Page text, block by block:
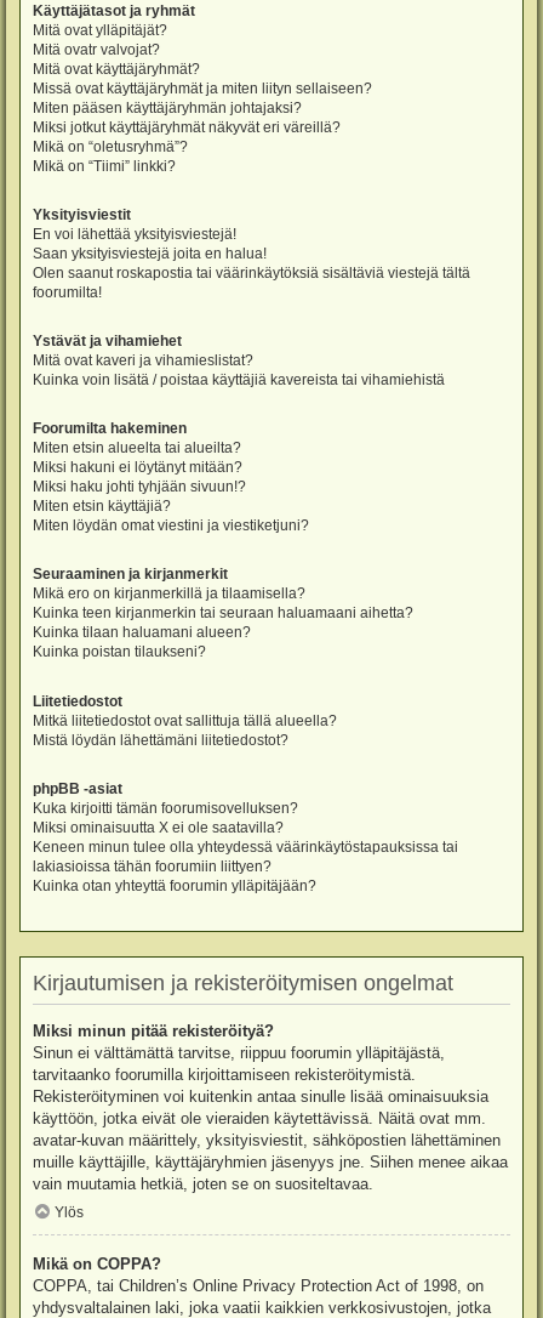
Käyttäjätasot ja ryhmät
Mitä ovat ylläpitäjät?
Mitä ovatr valvojat?
Mitä ovat käyttäjäryhmät?
Missä ovat käyttäjäryhmät ja miten liityn sellaiseen?
Miten pääsen käyttäjäryhmän johtajaksi?
Miksi jotkut käyttäjäryhmät näkyvät eri väreillä?
Mikä on “oletusryhmä”?
Mikä on “Tiimi” linkki?
Yksityisviestit
En voi lähettää yksityisviestejä!
Saan yksityisviestejä joita en halua!
Olen saanut roskapostia tai väärinkäytöksiä sisältäviä viestejä tältä
foorumilta!
Ystävät ja vihamiehet
Mitä ovat kaveri ja vihamieslistat?
Kuinka voin lisätä / poistaa käyttäjiä kavereista tai vihamiehistä
Foorumilta hakeminen
Miten etsin alueelta tai alueilta?
Miksi hakuni ei löytänyt mitään?
Miksi haku johti tyhjään sivuun!?
Miten etsin käyttäjiä?
Miten löydän omat viestini ja viestiketjuni?
Seuraaminen ja kirjanmerkit
Mikä ero on kirjanmerkillä ja tilaamisella?
Kuinka teen kirjanmerkin tai seuraan haluamaani aihetta?
Kuinka tilaan haluamani alueen?
Kuinka poistan tilaukseni?
Liitetiedostot
Mitkä liitetiedostot ovat sallittuja tällä alueella?
Mistä löydän lähettämäni liitetiedostot?
phpBB -asiat
Kuka kirjoitti tämän foorumisovelluksen?
Miksi ominaisuutta X ei ole saatavilla?
Keneen minun tulee olla yhteydessä väärinkäytöstapauksissa tai
lakiasioissa tähän foorumiin liittyen?
Kuinka otan yhteyttä foorumin ylläpitäjään?
Kirjautumisen ja rekisteröitymisen ongelmat
Miksi minun pitää rekisteröityä?
Sinun ei välttämättä tarvitse, riippuu foorumin ylläpitäjästä,
tarvitaanko foorumilla kirjoittamiseen rekisteröitymistä.
Rekisteröityminen voi kuitenkin antaa sinulle lisää ominaisuuksia
käyttöön, jotka eivät ole vieraiden käytettävissä. Näitä ovat mm.
avatar-kuvan määrittely, yksityisviestit, sähköpostien lähettäminen
muille käyttäjille, käyttäjäryhmien jäsenyys jne. Siihen menee aikaa
vain muutamia hetkiä, joten se on suositeltavaa.
Ylös
Mikä on COPPA?
COPPA, tai Children’s Online Privacy Protection Act of 1998, on
yhdysvaltalainen laki, joka vaatii kaikkien verkkosivustojen, jotka